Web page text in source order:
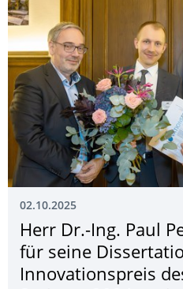
02.10.2025
Herr Dr.-Ing. Paul
für seine
Innovationspreis